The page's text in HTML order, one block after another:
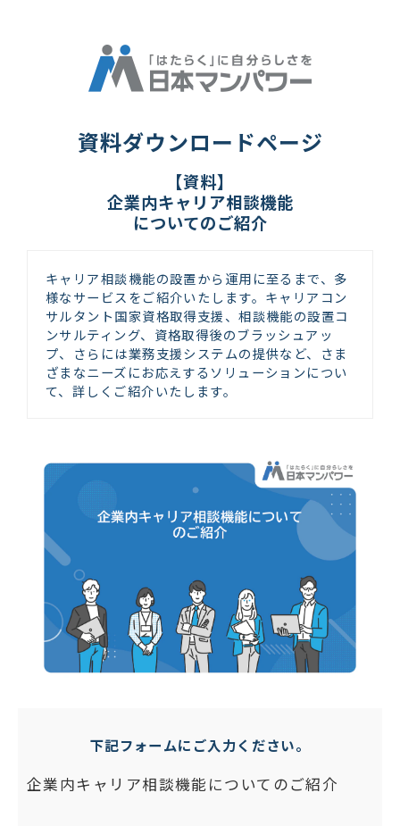
資料ダウンロードページ
【資料】
企業内キャリア相談機能
についてのご紹介
キャリア相談機能の設置から運用に至るまで、多
様なサービスをご紹介いたします。キャリアコン
サルタント国家資格取得支援、相談機能の設置コ
ンサルティング、資格取得後のブラッシュアッ
プ、さらには業務支援システムの提供など、さま
ざまなニーズにお応えするソリューションについ
て、詳しくご紹介いたします。
下記フォームにご入力ください。
企業内キャリア相談機能についてのご紹介